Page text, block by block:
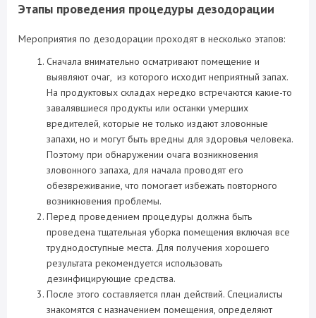
Этапы проведения процедуры дезодорации
Мероприятия по дезодорации проходят в несколько этапов:
Сначала внимательно осматривают помещение и
выявляют очаг, из которого исходит неприятный запах.
На продуктовых складах нередко встречаются какие-то
завалявшиеся продукты или останки умерших
вредителей, которые не только издают зловонные
запахи, но и могут быть вредны для здоровья человека.
Поэтому при обнаружении очага возникновения
зловонного запаха, для начала проводят его
обезвреживание, что помогает избежать повторного
возникновения проблемы.
Перед проведением процедуры должна быть
проведена тщательная уборка помещения включая все
труднодоступные места. Для получения хорошего
результата рекомендуется использовать
дезинфицирующие средства.
После этого составляется план действий. Специалисты
знакомятся с назначением помещения, определяют